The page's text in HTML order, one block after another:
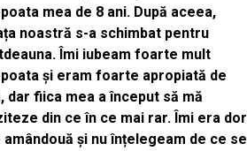
mea de 8 ani. După aceea,
noastră s-a schimbat pentru
Îmi iubeam foarte mult
și eram foarte apropiată de
dar fiica mea a început să mă
din ce în ce mai rar. Îmi era dor
amândouă și nu înțelegeam de ce se